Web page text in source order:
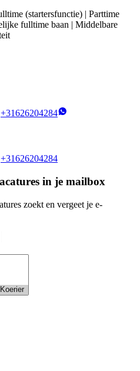
(startersfunctie) | Parttime
fulltime baan | Middelbare
+31626204284
+31626204284
in je mailbox
zoekt en vergeet je e-